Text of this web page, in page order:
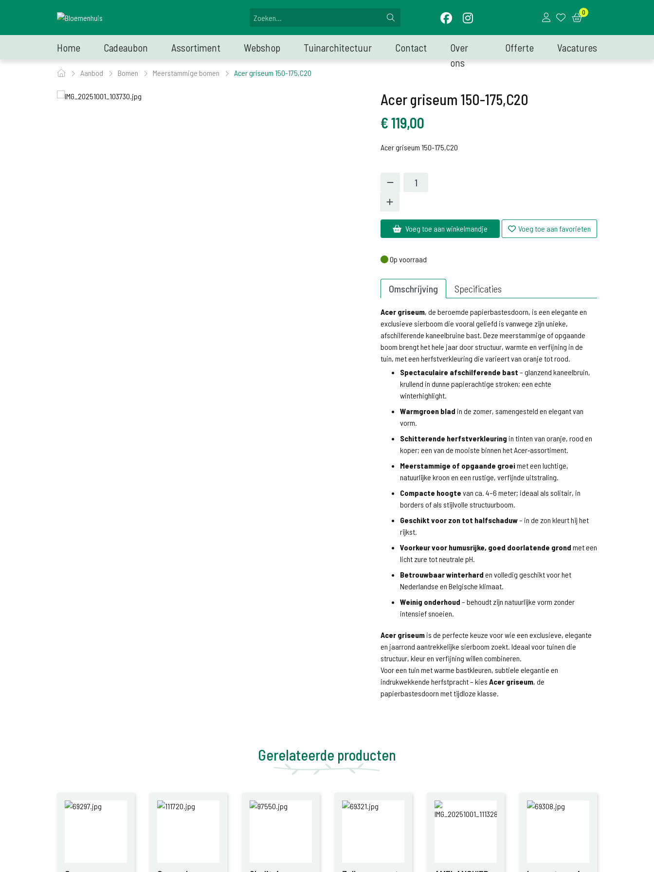
0
Home Cadeaubon Assortiment Webshop Tuinarchitectuur Contact
Over
ons
Offerte Vacatures
Aanbod Bomen Meerstammige bomen Acer griseum 150-175,C20
Acer griseum 150-175,C20
€119,00
Acer griseum 150-175,C20
Voeg toe aan winkelmandje Voeg toe aan favorieten
Op voorraad
Op voorraad
Omschrijving Specificaties
Acer griseum, de beroemde papierbastesdoorn, is een elegante en
exclusieve sierboom die vooral geliefd is vanwege zijn unieke,
afschilferende kaneelbruine bast. Deze meerstammige of opgaande
boom brengt het hele jaar door structuur, warmte en verfijning in de
tuin, met een herfstverkleuring die varieert van oranje tot rood.
Spectaculaire afschilferende bast – glanzend kaneelbruin,
krullend in dunne papierachtige stroken; een echte
winterhighlight.
Warmgroen blad in de zomer, samengesteld en elegant van
vorm.
Schitterende herfstverkleuring in tinten van oranje, rood en
koper; een van de mooiste binnen het Acer‑assortiment.
Meerstammige of opgaande groeimet een luchtige,
natuurlijke kroon en een rustige, verfijnde uitstraling.
Compacte hoogte van ca. 4–6 meter; ideaal als solitair, in
borders of als stijlvolle structuurboom.
Geschikt voor zon tot halfschaduw– in de zon kleurt hij het
rijkst.
Voorkeur voor humusrijke, goed doorlatende grond met een
licht zure tot neutrale pH.
Betrouwbaar winterhard en volledig geschikt voor het
Nederlandse en Belgische klimaat.
Weinig onderhoud – behoudt zijn natuurlijke vorm zonder
intensief snoeien.
Acer griseum is de perfecte keuze voor wie een exclusieve, elegante
en jaarrond aantrekkelijke sierboom zoekt. Ideaal voor tuinen die
structuur, kleur en verfijning willen combineren.
Voor een tuin met warme bastkleuren, subtiele elegantie en
indrukwekkende herfstpracht – kies Acer griseum, de
papierbastesdoorn met tijdloze klasse.
Gerelateerde producten